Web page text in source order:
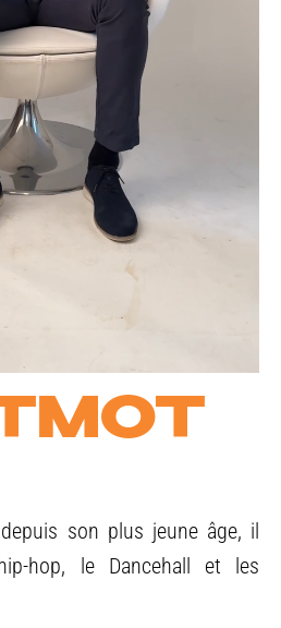
son plus jeune âge, il
hop, le Dancehall et les